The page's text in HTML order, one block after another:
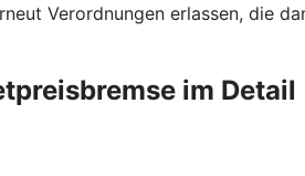
Verordnungen erlassen, die
im Detail